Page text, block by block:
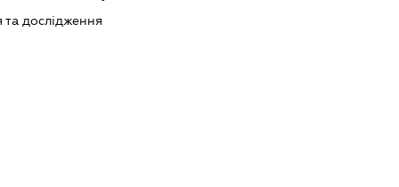
та дослідження